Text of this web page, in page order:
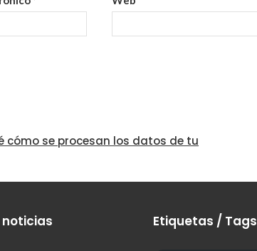
cómo se procesan los datos de tu
Etiquetas / Tags